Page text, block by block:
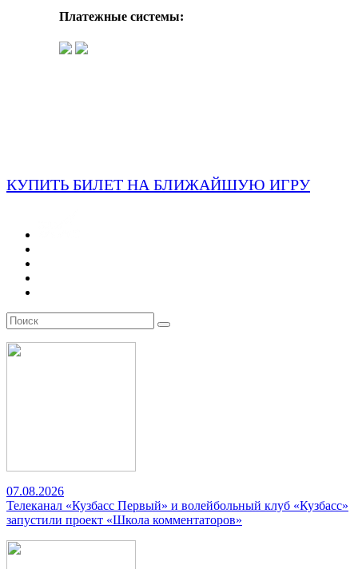
Платежные системы:
КУПИТЬ БИЛЕТ НА БЛИЖАЙШУЮ ИГРУ
07.08.2026
Телеканал «Кузбасс Первый» и волейбольный клуб «Кузбасс»
запустили проект «Школа комментаторов»